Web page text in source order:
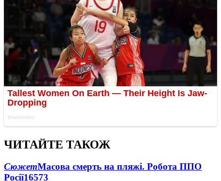
ЧИТАЙТЕ ТАКОЖ
СюжетМасова смерть на пляжі. Робота ППО
Росії16573